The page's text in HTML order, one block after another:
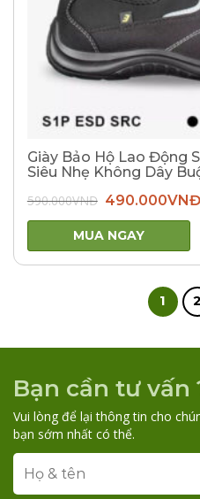
Giày Bảo Hộ Lao Động
Siêu Nhẹ Không Dây
590.000VNĐ Giá
gốc
là:
590.000VNĐ.
490.000VNĐ
MUA NGAY
1 2
Bạn cần tư vấn
Vui lòng để lại thông tin cho
bạn sớm nhất có thể.